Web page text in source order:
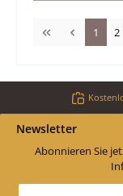
Seite
1 2
Newsletter
Abonnieren Sie